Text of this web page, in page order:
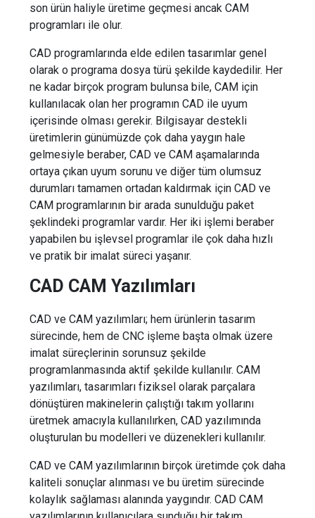
son ürün haliyle üretime geçmesi ancak CAM
programları ile olur.
CAD programlarında elde edilen tasarımlar genel
olarak o programa dosya türü şekilde kaydedilir. Her
ne kadar birçok program bulunsa bile, CAM için
kullanılacak olan her programın CAD ile uyum
içerisinde olması gerekir. Bilgisayar destekli
üretimlerin günümüzde çok daha yaygın hale
gelmesiyle beraber, CAD ve CAM aşamalarında
ortaya çıkan uyum sorunu ve diğer tüm olumsuz
durumları tamamen ortadan kaldırmak için CAD ve
CAM programlarının bir arada sunulduğu paket
şeklindeki programlar vardır. Her iki işlemi beraber
yapabilen bu işlevsel programlar ile çok daha hızlı
ve pratik bir imalat süreci yaşanır.
CAD CAM Yazılımları
CAD ve CAM yazılımları; hem ürünlerin tasarım
sürecinde, hem de CNC işleme başta olmak üzere
imalat süreçlerinin sorunsuz şekilde
programlanmasında aktif şekilde kullanılır. CAM
yazılımları, tasarımları fiziksel olarak parçalara
dönüştüren makinelerin çalıştığı takım yollarını
üretmek amacıyla kullanılırken, CAD yazılımında
oluşturulan bu modelleri ve düzenekleri kullanılır.
CAD ve CAM yazılımlarının birçok üretimde çok daha
kaliteli sonuçlar alınması ve bu üretim sürecinde
kolaylık sağlaması alanında yaygındır. CAD CAM